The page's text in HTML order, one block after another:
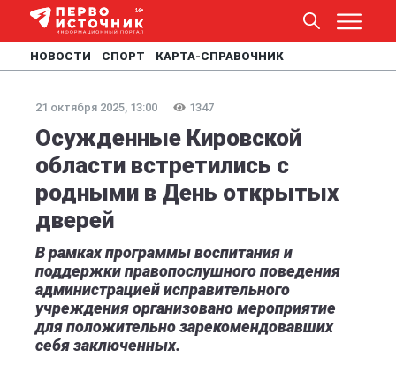
НОВОСТИ СПОРТ КАРТА-СПРАВОЧНИК
21 октября 2025, 13:00 1347
Осужденные Кировской
области встретились с
родными в День открытых
дверей
В рамках программы воспитания и
поддержки правопослушного поведения
администрацией исправительного
учреждения организовано мероприятие
для положительно зарекомендовавших
себя заключенных.